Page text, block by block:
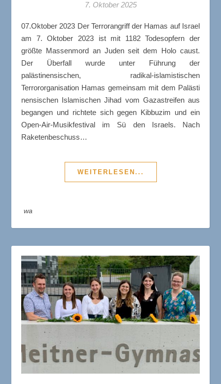
7. Oktober 2025
07.Oktober 2023 Der Terrorangriff der Hamas auf Israel
am 7. Oktober 2023 ist mit 1182 Todesopfern der
größte Massenmord an Juden seit dem Holo caust.
Der Überfall wurde unter Führung der
palästinensischen, radikal-islamistischen
Terrororganisation Hamas gemeinsam mit dem Palästi
nensischen Islamischen Jihad vom Gazastreifen aus
begangen und richtete sich gegen Kibbuzim und ein
Open-Air-Musikfestival im Sü den Israels. Nach
Raketenbeschuss…
WEITERLESEN...
wa